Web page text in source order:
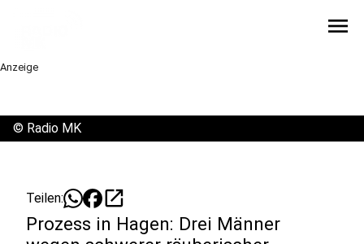
menu
Anzeige
© Radio MK
Teilen: open_in_new
Prozess in Hagen: Drei Männer